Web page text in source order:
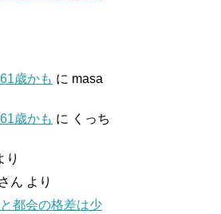
歳かも に masa
歳かも に くっち
り
ん より
都会の格差は少